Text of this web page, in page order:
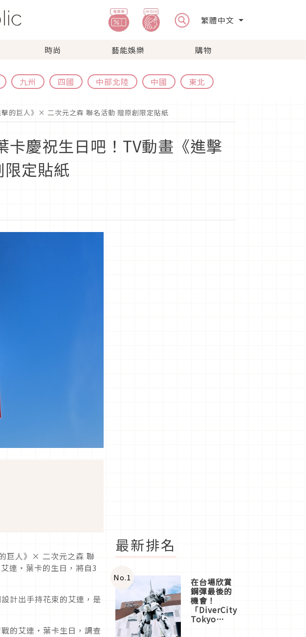
繁體中文
時尚 藝能娛樂 購物
九州 四國 中部北陸 中國 東北
的巨人》× 二次元之森 聯名活動 贈原創限定貼紙
慶祝生日吧！TV動畫《進擊
定貼紙
巨人》× 二次元之森 聯
連・葉卡的生日，將自3
計出手持花束的艾連，是
的艾連・葉卡生日，調查
最新排名
No.1 在台場欣賞
鋼彈最後的
機會！
「DiverCity
Tokyo